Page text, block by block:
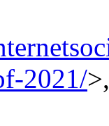
2021/